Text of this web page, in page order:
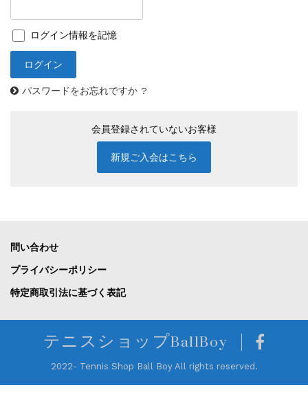
ログイン情報を記憶
パスワードをお忘れですか ?
会員登録されていないお客様
新規ご入会はこちら
問い合わせ
プライバシーポリシー
特定商取引法に基づく表記
テニスショップBallBoy
2022- Tennis Shop Ball Boy All rights reserved.